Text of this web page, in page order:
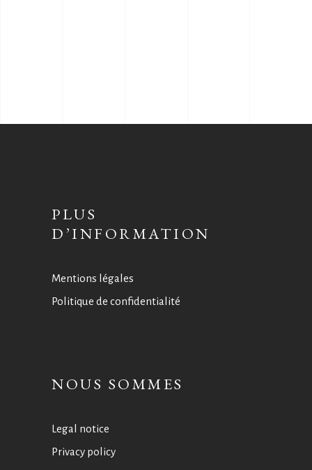
PLUS
D’INFORMATION
Mentions légales
Politique de confidentialité
NOUS SOMMES
Legal notice
Privacy policy